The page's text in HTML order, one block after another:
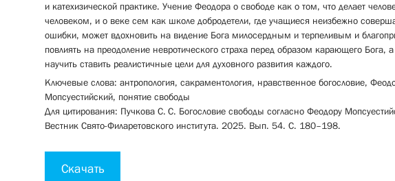
и катехизической практике. Учение Феодора о свободе как о том, что делает
человеком, и о веке сем как школе добродетели, где учащиеся неизбежно
ошибки, может вдохновить на видение Бога ­милосердным и ­терпеливым и
повлиять на преодоление невротического страха перед образом карающего Бога,
научить ставить реалистичные цели для духовного развития каждого.
Ключевые слова: антропология, сакраментология, нравственное богословие,
Мопсуестийский, понятие свободы
Для цитирования: Пучкова С. С. Богословие свободы согласно Феодору
Вестник Свято-Филаретовского института. 2025. Вып. 54. С. 180–198.
Скачать